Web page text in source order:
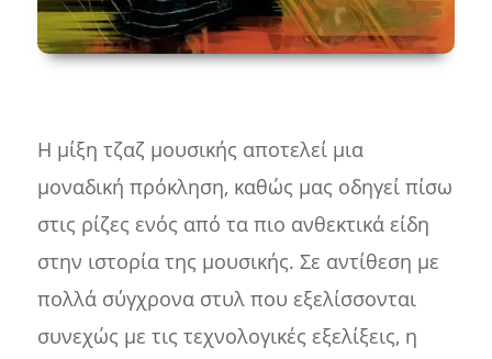
Η μίξη τζαζ μουσικής αποτελεί μια
μοναδική πρόκληση, καθώς μας οδηγεί πίσω
στις ρίζες ενός από τα πιο ανθεκτικά είδη
στην ιστορία της μουσικής. Σε αντίθεση με
πολλά σύγχρονα στυλ που εξελίσσονται
συνεχώς με τις τεχνολογικές εξελίξεις, η